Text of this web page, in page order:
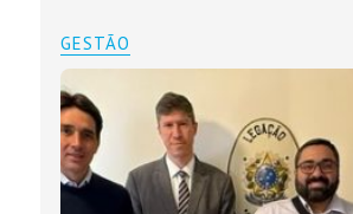
GESTÃO